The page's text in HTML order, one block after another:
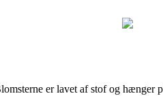
er lavet af stof og